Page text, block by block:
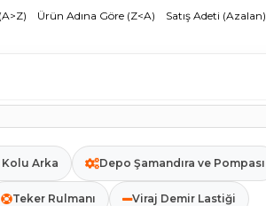
Ürün Adına Göre (Z<A) Satış Adeti (Azalan)
Arka Depo Şamandıra ve Pompası
Teker Rulmanı Viraj Demir Lastiği